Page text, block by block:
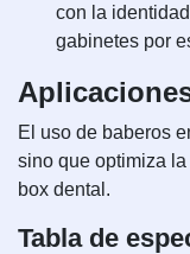
con la
gabinetes por
El uso de baberos
sino que optimiza
box dental.
Tabla de